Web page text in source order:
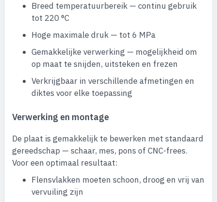
Breed temperatuurbereik — continu gebruik
tot 220 °C
Hoge maximale druk — tot 6 MPa
Gemakkelijke verwerking — mogelijkheid om
op maat te snijden, uitsteken en frezen
Verkrijgbaar in verschillende afmetingen en
diktes voor elke toepassing
Verwerking en montage
De plaat is gemakkelijk te bewerken met standaard
gereedschap — schaar, mes, pons of CNC-frees.
Voor een optimaal resultaat:
Flensvlakken moeten schoon, droog en vrij van
vervuiling zijn